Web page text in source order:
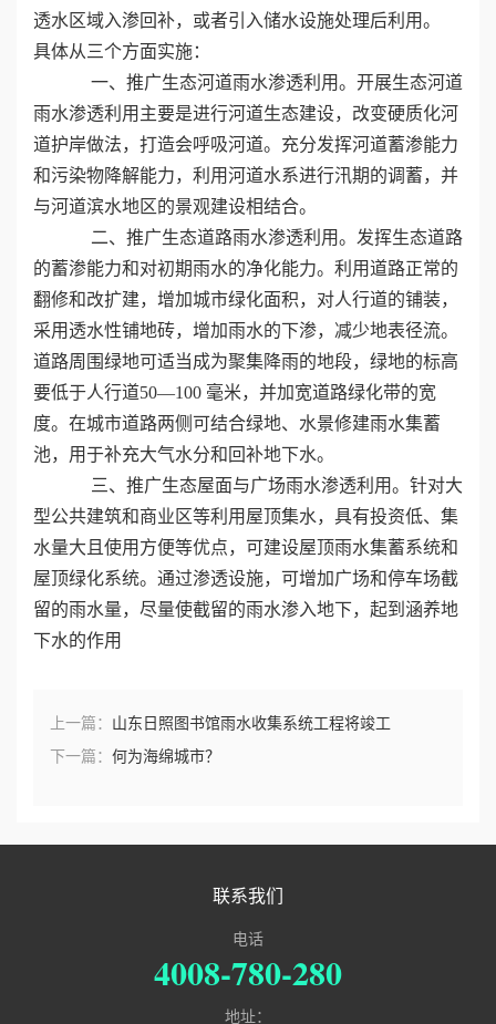
质
透水区域入渗回补，或者引入储水设施处理后利用。
具体从三个方面实施：
一、推广生态河道雨水渗透利用。开展生态河道
雨水渗透利用主要是进行河道生态建设，改变硬质化河
道护岸做法，打造会呼吸河道。充分发挥河道蓄渗能力
和污染物降解能力，利用河道水系进行汛期的调蓄，并
与河道滨水地区的景观建设相结合。
二、推广生态道路雨水渗透利用。发挥生态道路
的蓄渗能力和对初期雨水的净化能力。利用道路正常的
翻修和改扩建，增加城市绿化面积，对人行道的铺装，
采用透水性铺地砖，增加雨水的下渗，减少地表径流。
道路周围绿地可适当成为聚集降雨的地段，绿地的标高
要低于人行道50—100 毫米，并加宽道路绿化带的宽
度。在城市道路两侧可结合绿地、水景修建雨水集蓄
池，用于补充大气水分和回补地下水。
三、推广生态屋面与广场雨水渗透利用。针对大
型公共建筑和商业区等利用屋顶集水，具有投资低、集
水量大且使用方便等优点，可建设屋顶雨水集蓄系统和
屋顶绿化系统。通过渗透设施，可增加广场和停车场截
留的雨水量，尽量使截留的雨水渗入地下，起到涵养地
下水的作用
上一篇： 山东日照图书馆雨水收集系统工程将竣工
下一篇： 何为海绵城市？
联系我们
电话
4008-780-280
地址：